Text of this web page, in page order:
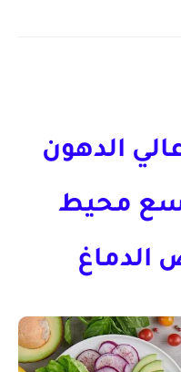
الدهون
محيط
الدماغ